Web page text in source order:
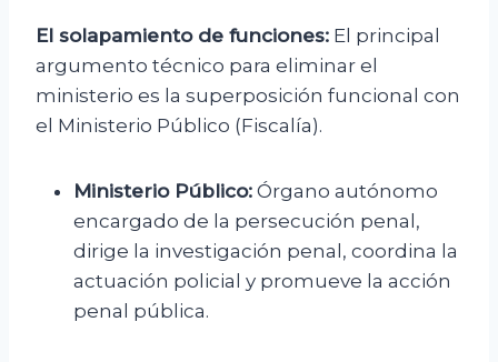
El solapamiento de funciones: El principal
argumento técnico para eliminar el
ministerio es la superposición funcional con
el Ministerio Público (Fiscalía).
Ministerio Público: Órgano autónomo
encargado de la persecución penal,
dirige la investigación penal, coordina la
actuación policial y promueve la acción
penal pública.